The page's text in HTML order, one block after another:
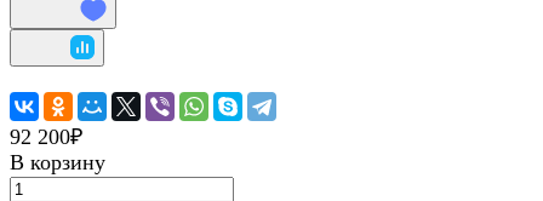
92 200₽
В корзину